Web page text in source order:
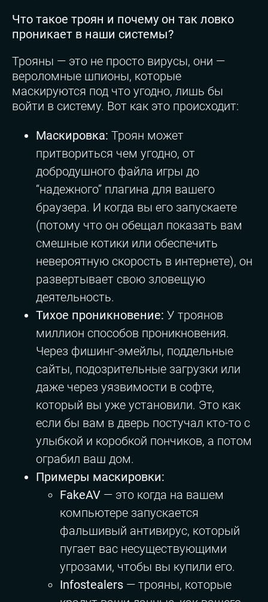
Что такое троян и почему он так ловко
проникает в наши системы?
Трояны — это не просто вирусы, они —
вероломные шпионы, которые
маскируются под что угодно, лишь бы
войти в систему. Вот как это происходит:
Маскировка: Троян может
притвориться чем угодно, от
добродушного файла игры до
“надежного” плагина для вашего
браузера. И когда вы его запускаете
(потому что он обещал показать вам
смешные котики или обеспечить
невероятную скорость в интернете), он
развертывает свою зловещую
деятельность.
Тихое проникновение: У троянов
миллион способов проникновения.
Через фишинг-эмейлы, поддельные
сайты, подозрительные загрузки или
даже через уязвимости в софте,
который вы уже установили. Это как
если бы вам в дверь постучал кто-то с
улыбкой и коробкой пончиков, а потом
ограбил ваш дом.
Примеры маскировки:
FakeAV — это когда на вашем
компьютере запускается
фальшивый антивирус, который
пугает вас несуществующими
угрозами, чтобы вы купили его.
Infostealers — трояны, которые